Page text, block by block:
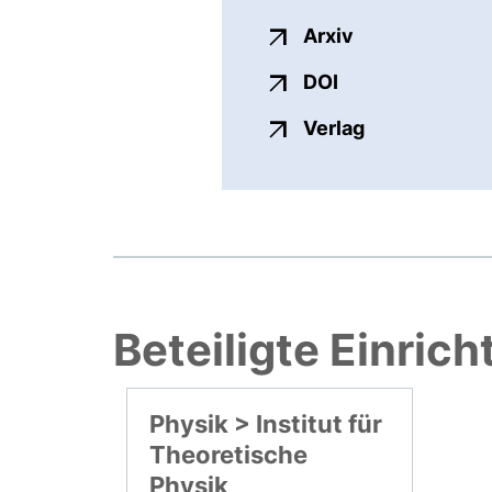
Arxiv
DOI
Verlagexterner
Beteiligte
Physik > Institut für
Theoretische
Physik